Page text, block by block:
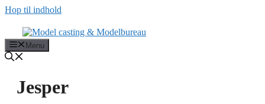
Hop til indhold
Menu
Jesper